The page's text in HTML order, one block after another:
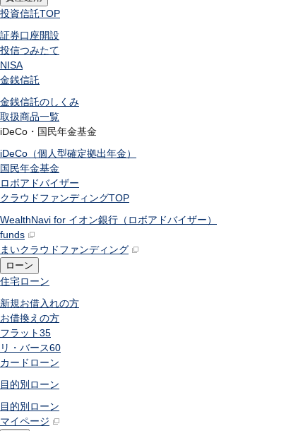
投資信託TOP
証券口座開設
投信つみたて
NISA
金銭信託
金銭信託のしくみ
取扱商品一覧
iDeCo・国民年金基金
iDeCo（個人型確定拠出年金）
国民年金基金
ロボアドバイザー
クラウドファンディングTOP
WealthNavi for イオン銀行（ロボアドバイザー）
funds
まいクラウドファンディング
ローン
住宅ローン
新規お借入れの方
お借換えの方
フラット35
リ・バース60
カードローン
目的別ローン
目的別ローン
マイページ